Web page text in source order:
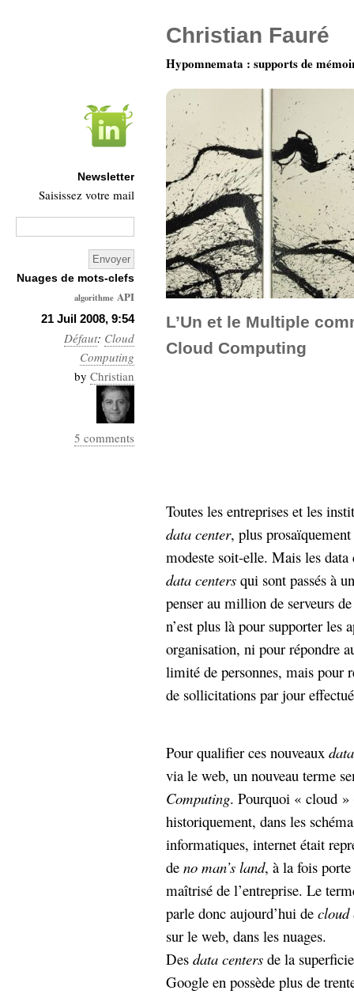
21 Juil 2008, 9:54
Défaut: Cloud
Computing
by Christian
5 comments
L’Un et le Multiple
Cloud Computing
Toutes les entreprises et les
data center, plus
modeste soit-elle. Mais les
data centers qui sont passés à
penser au million de serveurs
n’est plus là pour supporter les
organisation, ni pour répondre
limité de personnes, mais pour
de sollicitations par jour
Pour qualifier ces nouveaux
via le web, un nouveau terme
Computing. Pourquoi « cloud »
historiquement, dans les
informatiques, internet était
de no man’s land, à la fois porte
maîtrisé de l’entreprise. Le
parle donc aujourd’hui de cloud
sur le web, dans les nuages.
Des data centers de la
Google en possède plus de
Christian Fauré
Hypomnemata : supports de
Newsletter
Saisissez votre mail
Nuages de mots-clefs
algorithme API
Architecture
Ars-
Industrialis
business_model
cinéma
Cloud